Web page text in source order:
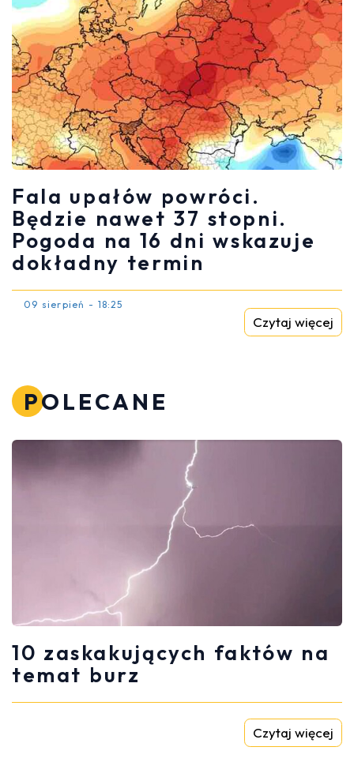
Fala upałów powróci.
Będzie nawet 37 stopni.
Pogoda na 16 dni wskazuje
dokładny termin
09 sierpień - 18:25
Czytaj więcej
POLECANE
10 zaskakujących faktów na
temat burz
Czytaj więcej